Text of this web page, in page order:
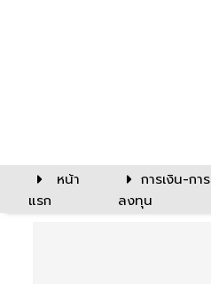
หน้า
แรก
การเงิน-การ
ลงทุน